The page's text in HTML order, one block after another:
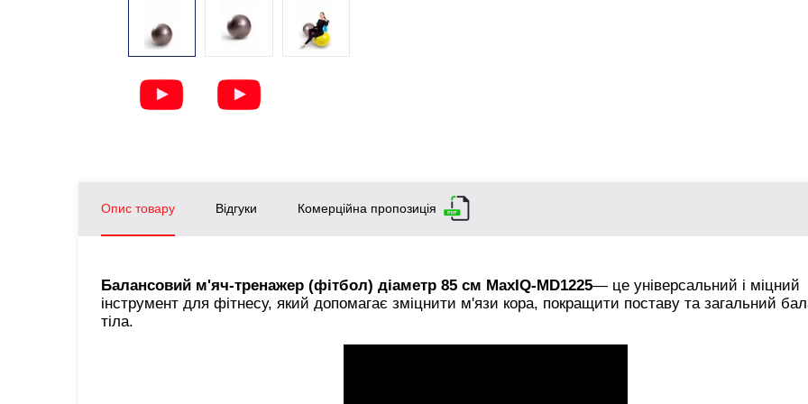
Опис товару Відгуки Комерційна пропозиція
Балансовий м'яч-тренажер (фітбол) діаметр 85 см MaxIQ-MD1225— це універсальний і міцний
інструмент для фітнесу, який допомагає зміцнити м'язи кора, покращити поставу та загальний
тіла.